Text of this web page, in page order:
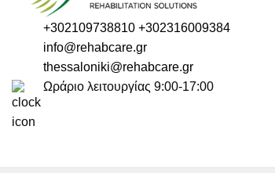
+302109738810 +302316009384
info@rehabcare.gr
thessaloniki@rehabcare.gr
Ωράριο λειτουργίας 9:00-17:00